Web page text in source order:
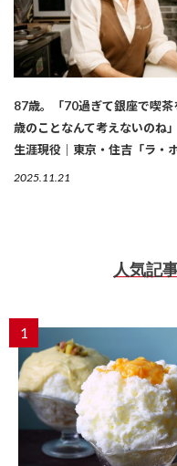
87歳。「70過ぎて銀座で喫茶
歳のことなんて考えないのね」
生涯現役｜東京・住吉「ラ・
2025.11.21
人気記
1